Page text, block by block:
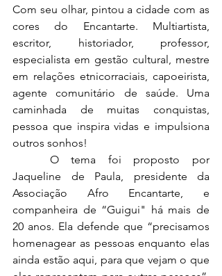
Com seu olhar, pintou a cidade com as
cores do Encantarte. Multiartista,
escritor, historiador, professor,
especialista em gestão cultural, mestre
em relações etnicorraciais, capoeirista,
agente comunitário de saúde. Uma
caminhada de muitas conquistas,
pessoa que inspira vidas e impulsiona
outros sonhos!
Jaqueline de Paula, presidente da
Associação Afro Encantarte, e
companheira de “Guigui" há mais de
20 anos. Ela defende que “precisamos
homenagear as pessoas enquanto elas
ainda estão aqui, para que vejam o que